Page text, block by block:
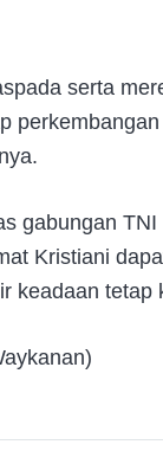
serta
gabungan
Kristiani
keadaan tetap